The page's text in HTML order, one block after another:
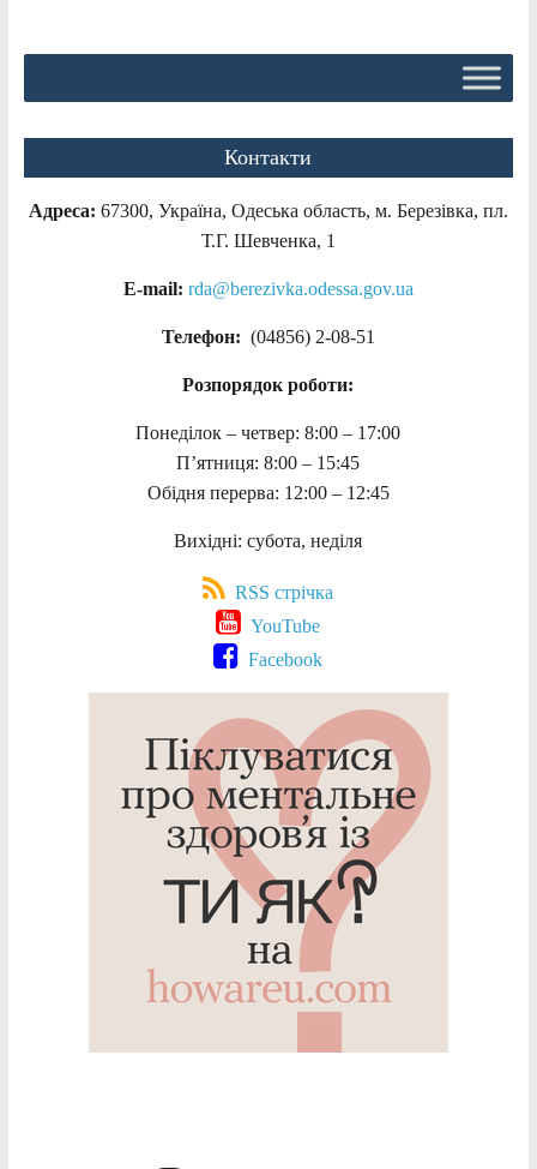
Контакти
Адреса: 67300, Україна, Одеська область, м. Березівка, пл.
Т.Г. Шевченка, 1
E-mail: rda@berezivka.odessa.gov.ua
Телефон: (04856) 2-08-51
Розпорядок роботи:
Понеділок – четвер: 8:00 – 17:00
П’ятниця: 8:00 – 15:45
Обідня перерва: 12:00 – 12:45
Вихідні: субота, неділя
RSS стрічка
YouTube
Facebook